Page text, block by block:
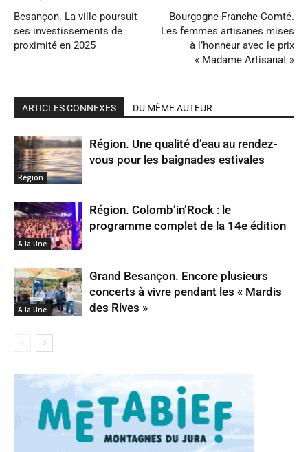
Besançon. La ville poursuit
ses investissements de
proximité en 2025
Bourgogne-Franche-Comté.
Les femmes artisanes mises
à l’honneur avec le prix
« Madame Artisanat »
ARTICLES CONNEXES DU MÊME AUTEUR
Région
Région. Une qualité d’eau au rendez-
vous pour les baignades estivales
A la Une
Région. Colomb’in’Rock : le
programme complet de la 14e édition
A la Une
Grand Besançon. Encore plusieurs
concerts à vivre pendant les « Mardis
des Rives »